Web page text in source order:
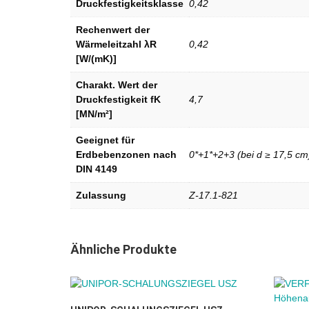
Druckfestigkeitsklasse 0,42
Rechenwert der
Wärmeleitzahl λR
[W/(mK)]
0,42
Charakt. Wert der
Druckfestigkeit fK
[MN/m²]
4,7
Geeignet für
Erdbebenzonen nach
DIN 4149
0*+1*+2+3 (bei d ≥ 17,5
Zulassung Z-17.1-821
Ähnliche Produkte